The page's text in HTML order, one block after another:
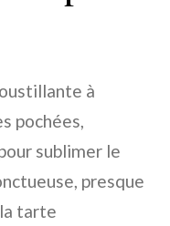
à
pochées,
sublimer le
presque
tarte